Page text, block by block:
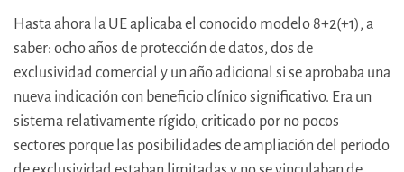
Hasta ahora la UE aplicaba el conocido modelo 8+2(+1), a
saber: ocho años de protección de datos, dos de
exclusividad comercial y un año adicional si se aprobaba una
nueva indicación con beneficio clínico significativo. Era un
sistema relativamente rígido, criticado por no pocos
sectores porque las posibilidades de ampliación del periodo